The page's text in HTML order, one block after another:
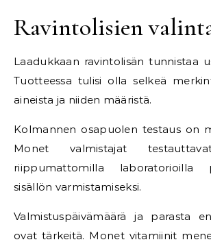
Ravintolisien
Laadukkaan ravintolisän tunnistaa
Tuotteessa tulisi olla selkeä
aineista ja niiden määristä.
Kolmannen osapuolen testaus on
Monet valmistajat
riippumattomilla laboratorioilla
sisällön varmistamiseksi.
Valmistuspäivämäärä ja parasta
ovat tärkeitä. Monet vitamiinit